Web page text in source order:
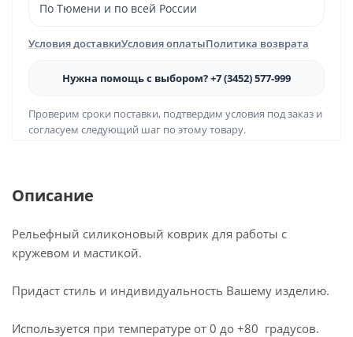
По Тюмени и по всей России
Условия доставкиУсловия оплатыПолитика возврата
Нужна помощь с выбором? +7 (3452) 577-999
Проверим сроки поставки, подтвердим условия под заказ и
согласуем следующий шаг по этому товару.
Описание
Рельефный силиконовый коврик для работы с
кружевом и мастикой.
Придаст стиль и индивидуальность Вашему изделию.
Используется при температуре от 0 до +80 градусов.